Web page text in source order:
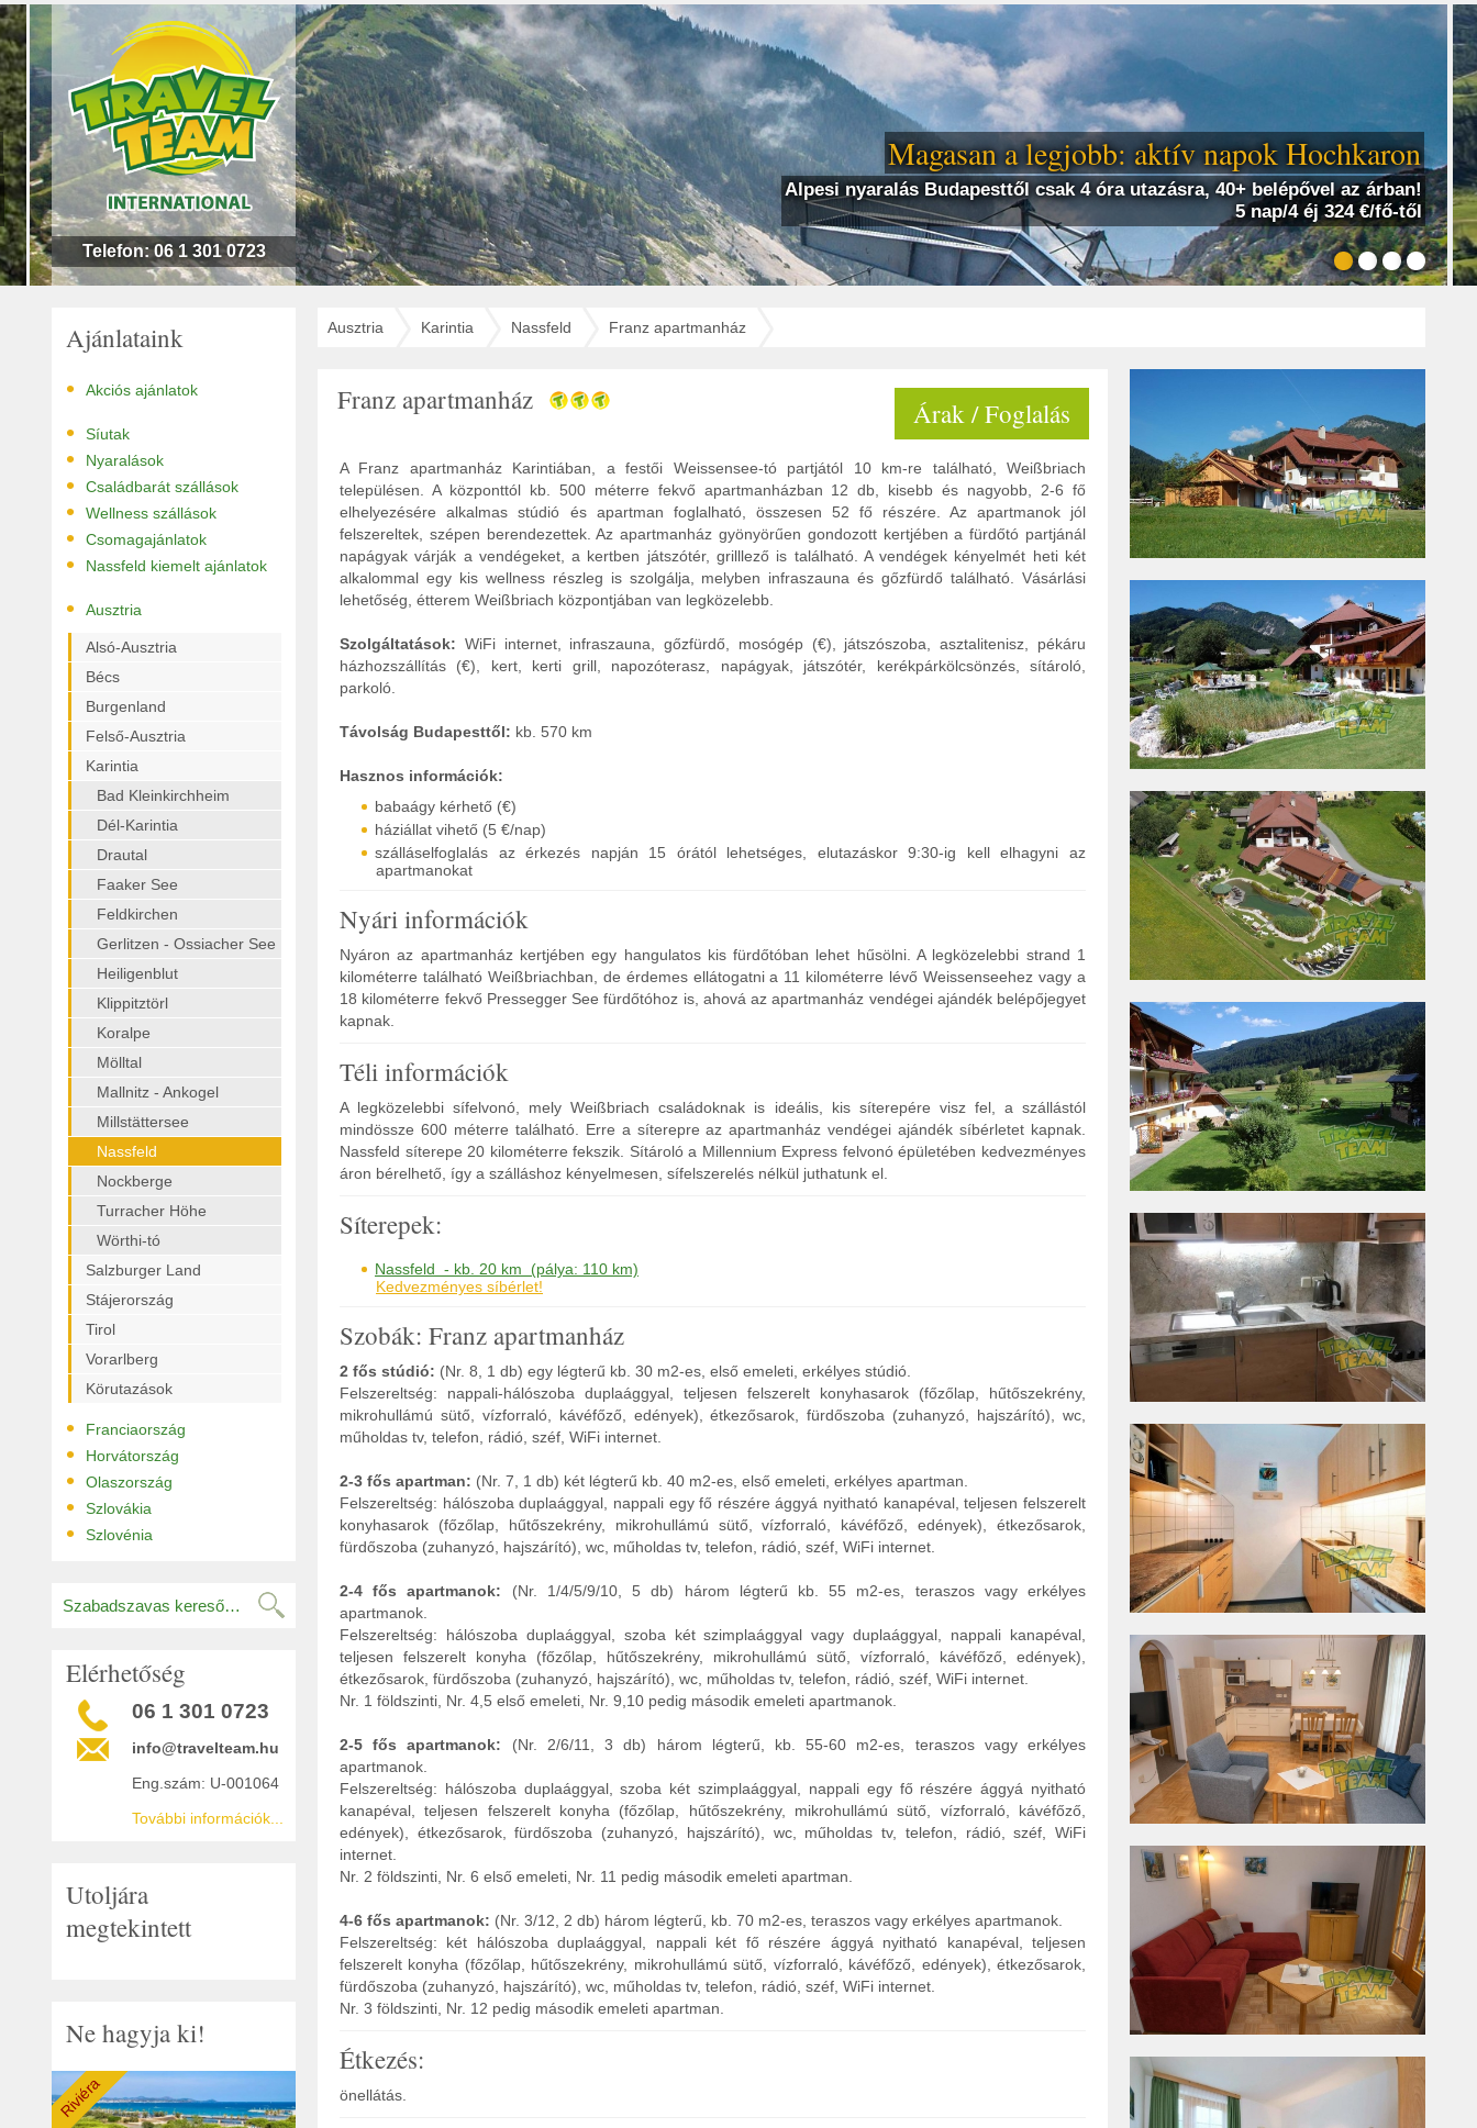
Magasan a legjobb: aktív napok Hochkaron
Alpesi nyaralás Budapesttől csak 4 óra utazásra, 40+ belépővel az árban!
5 nap/4 éj 324 €/fő-től
Telefon: 06 1 301 0723
Ajánlataink
• Akciós ajánlatok
• Síutak
• Nyaralások
• Családbarát szállások
• Wellness szállások
• Csomagajánlatok
• Nassfeld kiemelt ajánlatok
• Ausztria
Alsó-Ausztria
Bécs
Burgenland
Felső-Ausztria
Karintia
Bad Kleinkirchheim
Dél-Karintia
Drautal
Faaker See
Feldkirchen
Gerlitzen - Ossiacher See
Heiligenblut
Klippitztörl
Koralpe
Mölltal
Mallnitz - Ankogel
Millstättersee
Nassfeld
Nockberge
Turracher Höhe
Wörthi-tó
Salzburger Land
Stájerország
Tirol
Vorarlberg
Körutazások
• Franciaország
• Horvátország
• Olaszország
• Szlovákia
• Szlovénia
Elérhetőség
06 1 301 0723
info@travelteam.hu
Eng.szám: U-001064
További információk...
Utoljára
megtekintett
Ne hagyja ki!
Riviéra
Ausztria Karintia Nassfeld Franz apartmanház
Franz apartmanház Árak / Foglalás
A Franz apartmanház Karintiában, a festői Weissensee-tó partjától 10 km-re található, Weißbriach
településen. A központtól kb. 500 méterre fekvő apartmanházban 12 db, kisebb és nagyobb, 2-6 fő
elhelyezésére alkalmas stúdió és apartman foglalható, összesen 52 fő részére. Az apartmanok jól
felszereltek, szépen berendezettek. Az apartmanház gyönyörűen gondozott kertjében a fürdőtó partjánál
napágyak várják a vendégeket, a kertben játszótér, grilllező is található. A vendégek kényelmét heti két
alkalommal egy kis wellness részleg is szolgálja, melyben infraszauna és gőzfürdő található. Vásárlási
lehetőség, étterem Weißbriach központjában van legközelebb.
Szolgáltatások: WiFi internet, infraszauna, gőzfürdő, mosógép (€), játszószoba, asztalitenisz, pékáru
házhozszállítás (€), kert, kerti grill, napozóterasz, napágyak, játszótér, kerékpárkölcsönzés, sítároló,
parkoló.
Távolság Budapesttől: kb. 570 km
Hasznos információk:
babaágy kérhető (€)
háziállat vihető (5 €/nap)
szálláselfoglalás az érkezés napján 15 órától lehetséges, elutazáskor 9:30-ig kell elhagyni az
apartmanokat
Nyári információk
Nyáron az apartmanház kertjében egy hangulatos kis fürdőtóban lehet hűsölni. A legközelebbi strand 1
kilométerre található Weißbriachban, de érdemes ellátogatni a 11 kilométerre lévő Weissenseehez vagy a
18 kilométerre fekvő Pressegger See fürdőtóhoz is, ahová az apartmanház vendégei ajándék belépőjegyet
kapnak.
Téli információk
A legközelebbi sífelvonó, mely Weißbriach családoknak is ideális, kis síterepére visz fel, a szállástól
mindössze 600 méterre található. Erre a síterepre az apartmanház vendégei ajándék síbérletet kapnak.
Nassfeld síterepe 20 kilométerre fekszik. Sítároló a Millennium Express felvonó épületében kedvezményes
áron bérelhető, így a szálláshoz kényelmesen, sífelszerelés nélkül juthatunk el.
Síterepek:
Nassfeld - kb. 20 km (pálya: 110 km)
Kedvezményes síbérlet!
Szobák: Franz apartmanház
2 fős stúdió: (Nr. 8, 1 db) egy légterű kb. 30 m2-es, első emeleti, erkélyes stúdió.
Felszereltség: nappali-hálószoba duplaággyal, teljesen felszerelt konyhasarok (főzőlap, hűtőszekrény,
mikrohullámú sütő, vízforraló, kávéfőző, edények), étkezősarok, fürdőszoba (zuhanyzó, hajszárító), wc,
műholdas tv, telefon, rádió, széf, WiFi internet.
2-3 fős apartman: (Nr. 7, 1 db) két légterű kb. 40 m2-es, első emeleti, erkélyes apartman.
Felszereltség: hálószoba duplaággyal, nappali egy fő részére ággyá nyitható kanapéval, teljesen felszerelt
konyhasarok (főzőlap, hűtőszekrény, mikrohullámú sütő, vízforraló, kávéfőző, edények), étkezősarok,
fürdőszoba (zuhanyzó, hajszárító), wc, műholdas tv, telefon, rádió, széf, WiFi internet.
2-4 fős apartmanok: (Nr. 1/4/5/9/10, 5 db) három légterű kb. 55 m2-es, teraszos vagy erkélyes
apartmanok.
Felszereltség: hálószoba duplaággyal, szoba két szimplaággyal vagy duplaággyal, nappali kanapéval,
teljesen felszerelt konyha (főzőlap, hűtőszekrény, mikrohullámú sütő, vízforraló, kávéfőző, edények),
étkezősarok, fürdőszoba (zuhanyzó, hajszárító), wc, műholdas tv, telefon, rádió, széf, WiFi internet.
Nr. 1 földszinti, Nr. 4,5 első emeleti, Nr. 9,10 pedig második emeleti apartmanok.
2-5 fős apartmanok: (Nr. 2/6/11, 3 db) három légterű, kb. 55-60 m2-es, teraszos vagy erkélyes
apartmanok.
Felszereltség: hálószoba duplaággyal, szoba két szimplaággyal, nappali egy fő részére ággyá nyitható
kanapéval, teljesen felszerelt konyha (főzőlap, hűtőszekrény, mikrohullámú sütő, vízforraló, kávéfőző,
edények), étkezősarok, fürdőszoba (zuhanyzó, hajszárító), wc, műholdas tv, telefon, rádió, széf, WiFi
internet.
Nr. 2 földszinti, Nr. 6 első emeleti, Nr. 11 pedig második emeleti apartman.
4-6 fős apartmanok: (Nr. 3/12, 2 db) három légterű, kb. 70 m2-es, teraszos vagy erkélyes apartmanok.
Felszereltség: két hálószoba duplaággyal, nappali két fő részére ággyá nyitható kanapéval, teljesen
felszerelt konyha (főzőlap, hűtőszekrény, mikrohullámú sütő, vízforraló, kávéfőző, edények), étkezősarok,
fürdőszoba (zuhanyzó, hajszárító), wc, műholdas tv, telefon, rádió, széf, WiFi internet.
Nr. 3 földszinti, Nr. 12 pedig második emeleti apartman.
Étkezés:
önellátás.